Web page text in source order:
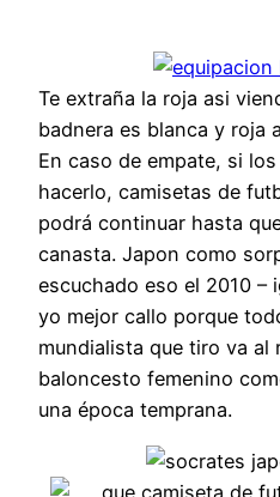
Te extraña la roja asi
badnera es blanca y roja
En caso de empate, si
hacerlo, camisetas de
podrá continuar hasta
canasta. Japon como
escuchado eso el 2010 –
yo mejor callo porque
mundialista que tiro va
baloncesto femenino
una época temprana.